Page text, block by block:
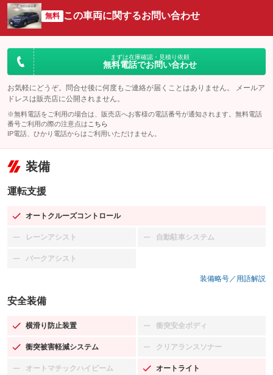
無料 この車両に関するお問い合わせ
まずは在庫確認・見積り依頼
無料電話でお問い合わせ
お気軽にどうぞ。問合せ後に何度もご連絡が届くことはありません。 メールア
ドレスは販売店に公開されません。
※無料電話をご利用の場合は、販売店へお客様の電話番号が通知されます。無料電話
番号ご利用の際の注意点は こちら
IP電話、ひかり電話からはご利用いただけません。
装備
運転支援
オートクルーズコントロール
：装備あり
レーンアシスト
：装備なし 自動駐車システム
：装備なし
パークアシスト
：装備なし
装備略号／用語解説
安全装備
横滑り防止装置
：装備あり 衝突安全ボディ
：装備なし
衝突被害軽減システム
：装備あり クリアランスソナー
：装備なし
オートマチックハイビーム
：装備なし オートライト
：装備あり